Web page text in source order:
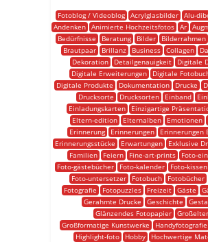
Fotoblog / Videoblog Acrylglasbilder Alu-
Andenken Animierte Hochzeitsfotos Ar
Bedürfnisse
Beratung Bilder Bilderrahmen
Brautpaar
Brillanz Business Collagen
Dekoration
Detailgenauigkeit
Digitale
Digitale Erweiterungen
Digitale
Digitale Produkte
Dokumentation Drucke
Drucksorte
Drucksorten Einband
Einladungskarten
Einzigartige
Eltern-edition
Elternalben Emotionen
Erinnerung
Erinnerungen
Erinnerungen
Erinnerungsstücke
Erwartungen Exklusive
Familien
Feiern Fine-art-prints
Foto-
Foto-gästebücher
Foto-kalender Foto-kissen
Foto-untersetzer
Fotobuch Fotobücher
Fotografie
Fotopuzzles Freizeit Gäste
Gerahmte Drucke
Geschichte
Glänzendes Fotopapier
Großformatige Kunstwerke
Handyfotografie
Highlight-foto
Hobby
Hochwertige